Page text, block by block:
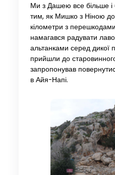
Ми з Дашею все більше і
тим, як Мишко з Ніною
кілометри з
намагався радувати
альтанками серед дикої
прийшли до
запропонував
в Айя-Напі.